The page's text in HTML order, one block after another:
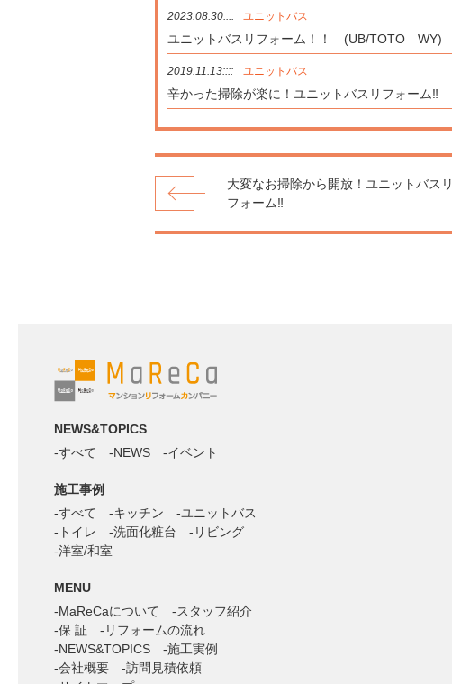
2023.08.30:::: ユニットバス
ユニットバスリフォーム！！ (UB/TOTO WY)
2019.11.13:::: ユニットバス
辛かった掃除が楽に！ユニットバスリフォーム‼
大変なお掃除から開放！ユニットバスリ
フォーム‼
NEWS&TOPICS
すべて
NEWS イベント
施工事例
すべて
キッチン
ユニットバス
トイレ
洗面化粧台
リビング
洋室/和室
MENU
MaReCaについて
スタッフ紹介
保 証
リフォームの流れ
NEWS&TOPICS
施工実例
会社概要
訪問見積依頼